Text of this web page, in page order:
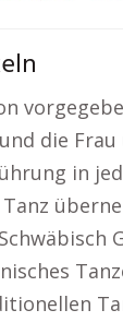
die
in